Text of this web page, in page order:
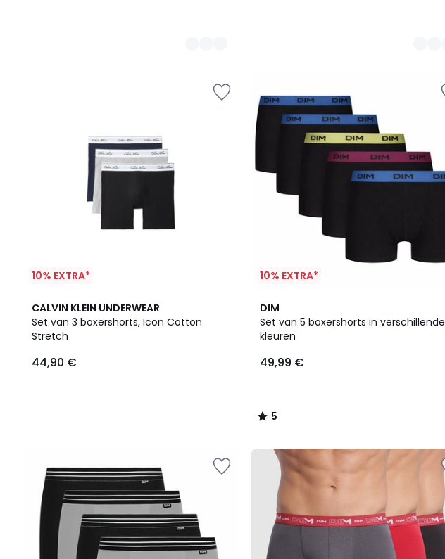
10% EXTRA*
CALVIN KLEIN UNDERWEAR
Set van 3 boxershorts, Icon Cotton
Stretch
44,90 €
10% EXTRA*
DIM
Set van 5 boxershorts in verschillende
kleuren
49,99 €
5
/
5
5
/